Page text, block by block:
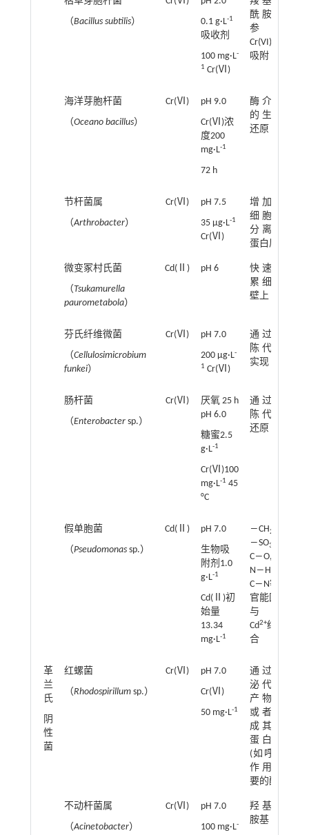
（Bacillus subtilis）
0.1 g·L-1
吸收剂
100 mg·L-
1 Cr(Ⅵ)
酰胺基
参与
Cr(VI)的
吸附
海洋芽胞杆菌
（Oceano bacillus）
Cr(Ⅵ)
pH 9.0
Cr(Ⅵ)浓
度200
mg·L-1
72 h
酶介导
的生物
还原
节杆菌属
（Arthrobacter）
Cr(Ⅵ)
pH 7.5
35 μg·L-1
Cr(Ⅵ)
增加了
细胞壁
分离的
蛋白质
微变冢村氏菌
（Tsukamurella
paurometabola）
Cd(Ⅱ) pH 6
快速积
累细胞
壁上
芬氏纤维微菌
（Cellulosimicrobium
funkei）
Cr(Ⅵ)
pH 7.0
200 µg·L-
1 Cr(Ⅵ)
通过新
陈代谢
实现
肠杆菌
（Enterobactersp.）
Cr(Ⅵ)
厌氧 25 h
pH 6.0
糖蜜2.5
g·L-1
Cr(Ⅵ)100
mg·L-1 45
°C
通过新
陈代谢
还原
假单胞菌
（Pseudomonassp.）
Cd(Ⅱ)
pH 7.0
生物吸
附剂1.0
g·L-1
Cd(Ⅱ)初
始量
13.34
mg·L-1
―CH2
―SO3
C―O,
N―H,
C―N等
官能团
与
Cd2+结
合
革
兰
氏
阴
性
菌
红螺菌
（Rhodospirillumsp.）
Cr(Ⅵ)
pH 7.0
Cr(Ⅵ)
50 mg·L-1
通过分
泌代谢
产物，
或者形
成其他
蛋白质
(如呼吸
作用需
要的酶)
不动杆菌属
（Acinetobacter）
Cr(Ⅵ)
pH 7.0
100 mg·L-
羟基和
胺基